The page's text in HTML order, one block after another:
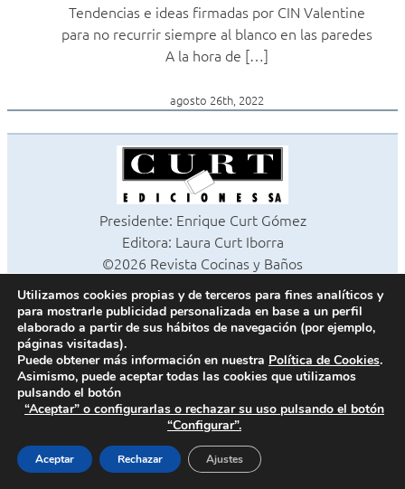
Tendencias e ideas firmadas por CIN Valentine
para no recurrir siempre al blanco en las paredes
A la hora de […]
agosto 26th, 2022
Presidente: Enrique Curt Gómez
Editora: Laura Curt Iborra
©2026 Revista Cocinas y Baños
Paseo de Gracia, 63. 1º 2ª. 08008 Barcelona - 933 180 101
Fax 933 183 505
Política de privacidad
Contacto
Utilizamos cookies propias y de terceros para fines analíticos y
para mostrarle publicidad personalizada en base a un perfil
elaborado a partir de sus hábitos de navegación (por ejemplo,
páginas visitadas).
Puede obtener más información en nuestra Política de Cookies.
Asimismo, puede aceptar todas las cookies que utilizamos
pulsando el botón
“Aceptar” o configurarlas o rechazar su uso pulsando el botón
“Configurar”.
Aceptar Rechazar Ajustes